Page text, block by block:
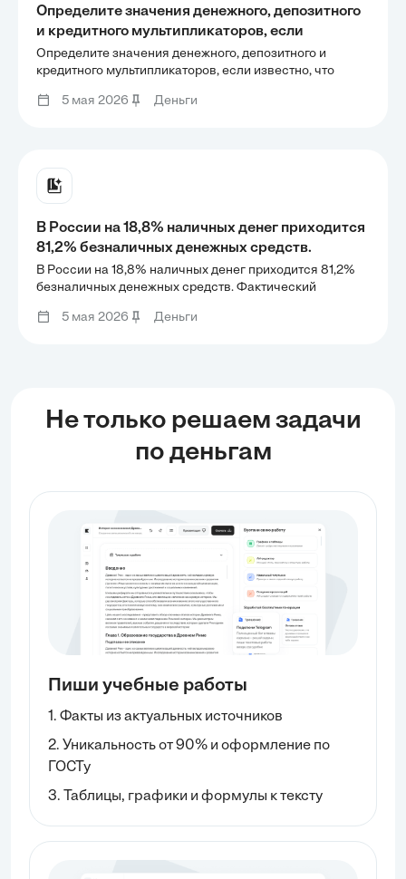
Определите значения денежного, депозитного
и кредитного мультипликаторов, если
известно, что величина коэффициента
депонирования денег составляет 1,95, норма
обязательных резервов равна 13%, а норма
избыточных резервов коммерческих банков
Определите значения денежного, депозитного и
кредитного мультипликаторов, если известно, что
составляет 1,95, норма обязательных резервов равна
5 мая 2026 Деньги
В России на 18,8% наличных денег приходится
81,2% безналичных денежных средств.
Фактический денежный мультипликатор
составит … (Ответ округлите до целого числа.)
В России на 18,8% наличных денег приходится 81,2%
безналичных денежных средств. Фактический
до целого числа.)
5 мая 2026 Деньги
Не только решаем задачи
по деньгам
Пиши учебные работы
1. Факты из актуальных источников
2. Уникальность от 90% и оформление по
ГОСТу
3. Таблицы, графики и формулы к тексту